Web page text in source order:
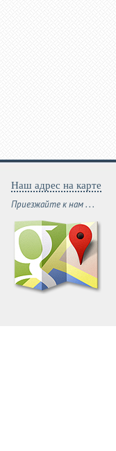
Наш адрес на карте
Приезжайте к нам . . .